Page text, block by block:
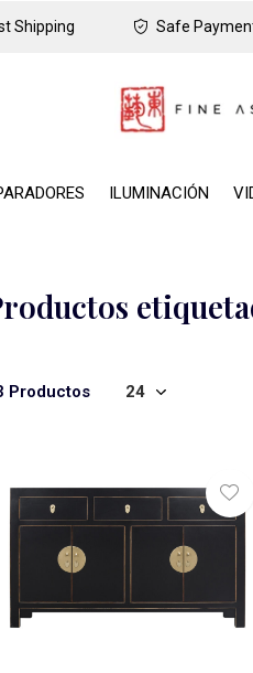
ILUMINACIÓN
Shipping Safe
Productos